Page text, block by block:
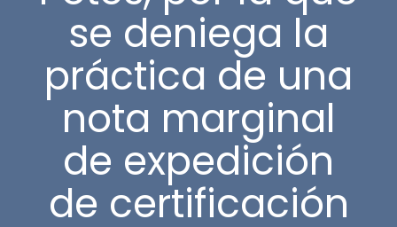
se deniega la
práctica de una
nota marginal
de expedición
de certificación